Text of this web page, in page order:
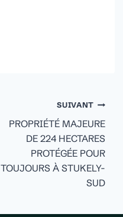
SUIVANT
PROPRIÉTÉ MAJEURE
DE 224 HECTARES
PROTÉGÉE POUR
TOUJOURS À STUKELY-
SUD